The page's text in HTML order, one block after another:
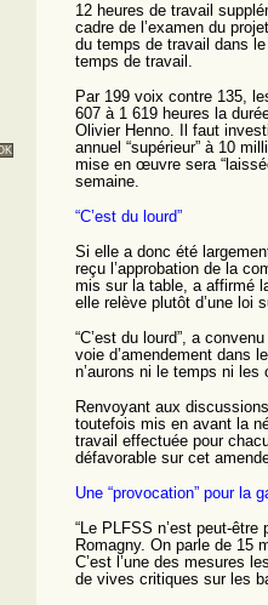
12 heures de travail
cadre de l’examen du
du temps de travail dans
temps de travail.
Par 199 voix contre 135,
607 à 1 619 heures la
Olivier Henno. Il faut
annuel “supérieur” à 10
mise en œuvre sera
semaine.
“C’est du lourd”
Si elle a donc été
reçu l’approbation de la
mis sur la table, a affirmé
elle relève plutôt d’une loi
“C’est du lourd”, a
voie d’amendement dans
n’aurons ni le temps ni les
Renvoyant aux
toutefois mis en avant la
travail effectuée pour
défavorable sur cet
Une “provocation” pour la
“Le PLFSS n’est
Romagny. On parle de 15
C’est l’une des mesures
de vives critiques sur les